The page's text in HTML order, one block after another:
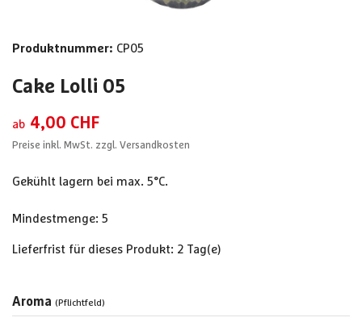
Produktnummer: CP05
Cake Lolli 05
ab 4,00 CHF
Preise inkl. MwSt. zzgl. Versandkosten
Gekühlt lagern bei max. 5°C.
Mindestmenge: 5
Lieferfrist für dieses Produkt: 2 Tag(e)
Aroma (Pflichtfeld)